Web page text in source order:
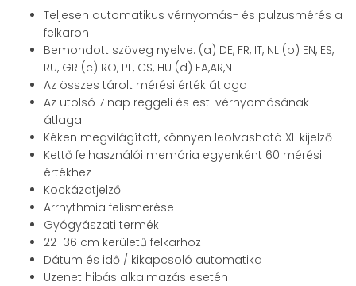
Teljesen automatikus vérnyomás- és pulzusmérés a
felkaron
Bemondott szöveg nyelve: (a) DE, FR, IT, NL (b) EN, ES,
RU, GR (c) RO, PL, CS, HU (d) FA,AR,N
Az összes tárolt mérési érték átlaga
Az utolsó 7 nap reggeli és esti vérnyomásának
átlaga
Kéken megvilágított, könnyen leolvasható XL kijelző
Kettő felhasználói memória egyenként 60 mérési
értékhez
Kockázatjelző
Arrhythmia felismerése
Gyógyászati termék
22–36 cm kerületű felkarhoz
Dátum és idő / kikapcsoló automatika
Üzenet hibás alkalmazás esetén